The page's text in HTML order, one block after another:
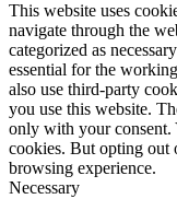
This website uses
navigate through the
categorized as
essential for the
also use third-party
you use this website.
only with your consent.
cookies. But opting out
browsing experience.
Necessary